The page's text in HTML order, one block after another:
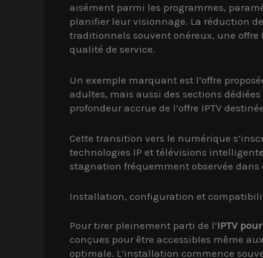
aisément parmi les programmes,
planifier leur visionnage. La réduction
traditionnels souvent onéreux, une
qualité de service.
Un exemple marquant est l’offre
adultes, mais aussi des sections
profondeur accrue de l’offre IPTV
Cette transition vers le numérique
technologies IP et télévisions
stagnation fréquemment observée dans
Installation, configuration et
Pour tirer pleinement parti de l’IPTV
conçues pour être accessibles même
optimale. L’installation commence